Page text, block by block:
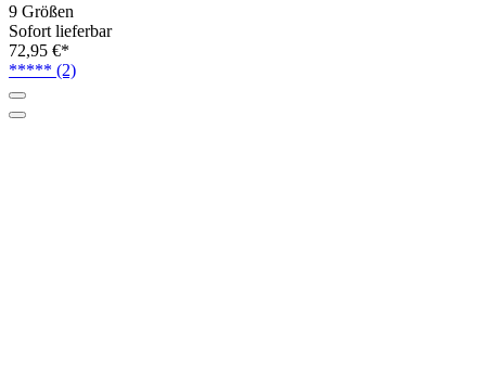
9 Größen
Sofort lieferbar
72,95 €*
***** (2)